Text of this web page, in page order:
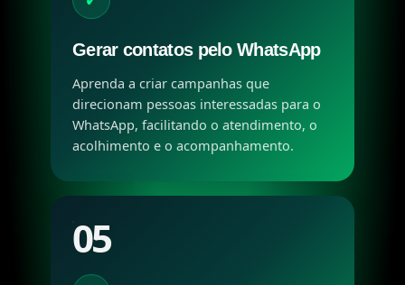
Gerar contatos pelo WhatsApp
Aprenda a criar campanhas que
direcionam pessoas interessadas para o
WhatsApp, facilitando o atendimento, o
acolhimento e o acompanhamento.
05